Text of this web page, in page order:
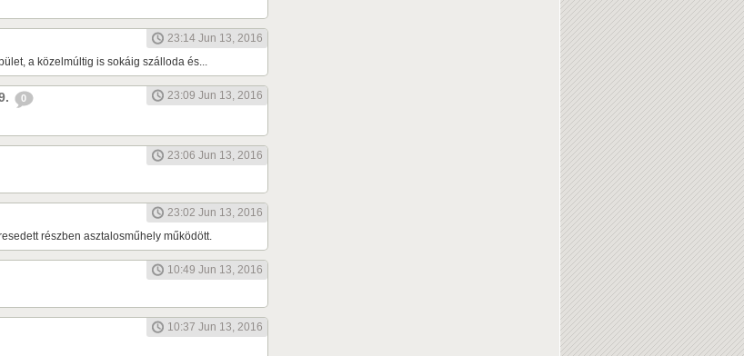
23:14 Jun 13, 2016
a közelmúltig is sokáig szálloda és...
0
23:09 Jun 13, 2016
23:06 Jun 13, 2016
23:02 Jun 13, 2016
részben asztalosműhely működött.
10:49 Jun 13, 2016
10:37 Jun 13, 2016